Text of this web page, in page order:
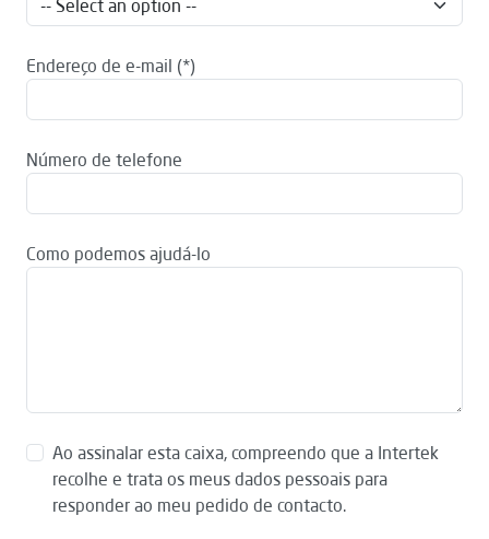
Endereço de e-mail
Número de telefone
Como podemos ajudá-lo
Ao assinalar esta caixa, compreendo que a Intertek
recolhe e trata os meus dados pessoais para
responder ao meu pedido de contacto.